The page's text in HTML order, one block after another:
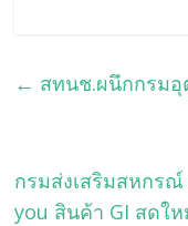
← สทนช.ผนึกกรม
กรมส่งเสริมสหกรณ์
you สินค้า GI สดใ